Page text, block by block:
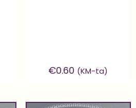
€0.60 (KM-ta)